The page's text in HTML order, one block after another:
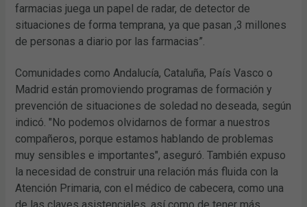
farmacias juega un papel de radar, de detector de
situaciones de forma temprana, ya que pasan ,3 millones
de personas a diario por las farmacias”.
Comunidades como Andalucía, Cataluña, País Vasco o
Madrid están promoviendo programas de formación y
prevención de situaciones de soledad no deseada, según
indicó. "No podemos olvidarnos de formar a nuestros
compañeros, porque estamos hablando de problemas
muy sensibles e importantes", aseguró. También expuso
la necesidad de construir una relación más fluida con la
Atención Primaria, con el médico de cabecera, como una